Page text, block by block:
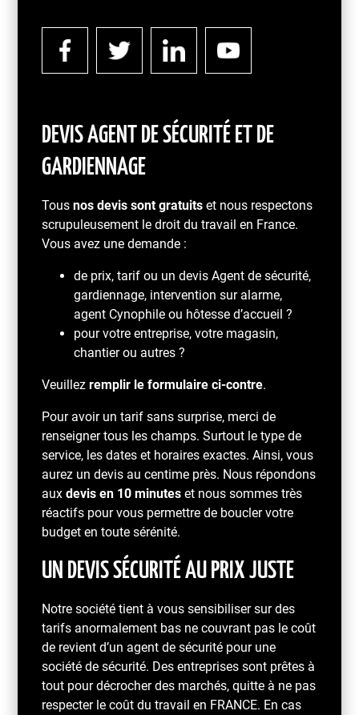
DEVIS AGENT DE SÉCURITÉ ET DE
GARDIENNAGE
Tousnos devis sont gratuits et nous respectons
scrupuleusement le droit du travail en France.
Vous avez une demande :
de prix, tarif ou un devis Agent de sécurité,
gardiennage, intervention sur alarme,
agent Cynophile ou hôtesse d’accueil ?
pour votre entreprise, votre magasin,
chantier ou autres ?
Veuillezremplir le formulaire ci-contre.
Pour avoir un tarif sans surprise, merci de
renseigner tous les champs. Surtout le type de
service, les dates et horaires exactes. Ainsi, vous
aurez un devis au centime près. Nous répondons
auxdevis en 10 minutes et nous sommes très
réactifs pour vous permettre de boucler votre
budget en toute sérénité.
UN DEVIS SÉCURITÉ AU PRIX JUSTE
Notre société tient à vous sensibiliser sur des
tarifs anormalement bas ne couvrant pas le coût
de revient d’un agent de sécurité pour une
société de sécurité. Des entreprises sont prêtes à
tout pour décrocher des marchés, quitte à ne pas
respecter le coût du travail en FRANCE. En cas